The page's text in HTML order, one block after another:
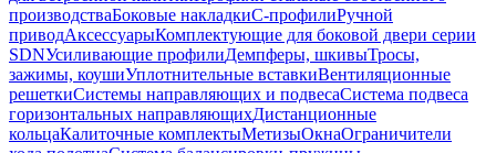
производстваБоковые накладкиС-профилиРучной
приводАксессуарыКомплектующие для боковой двери серии
SDNУсиливающие профилиДемпферы, шкивыТросы,
зажимы, коушиУплотнительные вставкиВентиляционные
решеткиСистемы направляющих и подвесаСистема подвеса
горизонтальных направляющихДистанционные
кольцаКалиточные комплектыМетизыОкнаОграничители